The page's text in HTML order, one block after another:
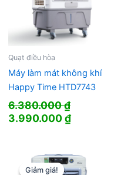
Quạt điều hòa
Máy làm mát không khí
Happy Time HTD7743
6.380.000₫
Giá
6.380.000 ₫.
3.990.000₫Giá
là:
Giảm giá!
Giảm giá!